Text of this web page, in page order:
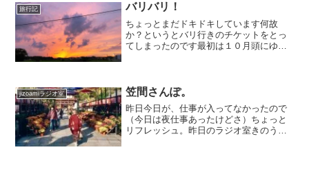
れているのか？あんまりう...
旅行記 バリバリ！
ちょっとまだドキドキしています何故
か？というとバリ行きのチケットをとっ
てしまったのです最初は１０月頭にゆく
さかもう１ヶ月切ってる...
jizoamiラジオ室 笠間さんぽ。
昨日今日が、仕事が入ってなかったので
（今日は夜仕事あったけどさ）ちょっと
リフレッシュ。昨日のラジオ室きのう、